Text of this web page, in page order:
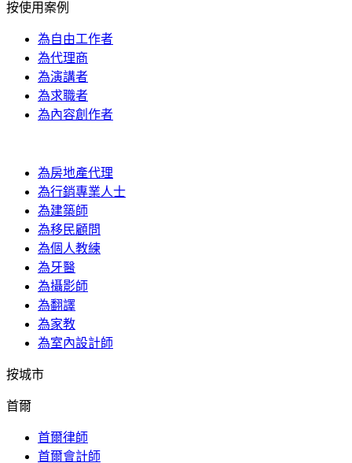
按使用案例
為自由工作者
為代理商
為演講者
為求職者
為內容創作者
為房地產代理
為行銷專業人士
為建築師
為移民顧問
為個人教練
為牙醫
為攝影師
為翻譯
為家教
為室內設計師
按城市
首爾
首爾律師
首爾會計師